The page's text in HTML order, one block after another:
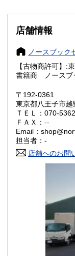
岐阜県
愛知県
滋賀県
大阪府
奈良県
鳥取県
岡山県
店舗情報
ノースブック
【古物商許可】:
書籍商 ノースブ
〒192-0361
東京都八王子市
ＴＥＬ：070-
ＦＡＸ：--
Email：
担当者：-
店舗へのお問